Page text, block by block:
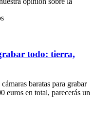
todo: tierra,
baratas para grabar
euros en total, parecerás un